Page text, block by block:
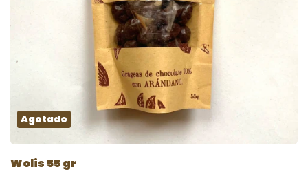
Agotado
Wolis 55 gr